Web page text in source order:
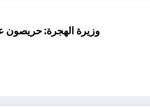
وزيرة الهجرة: حريصون